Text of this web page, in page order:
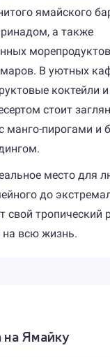
ямайского
а также
В уютных
коктейли
стоит
манго-пирогами и
место для
до
свой тропический
всю жизнь.
на Ямайку